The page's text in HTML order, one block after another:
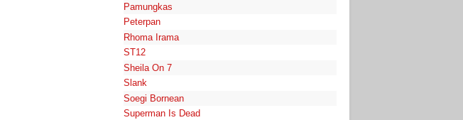
Pamungkas
Peterpan
Rhoma Irama
ST12
Sheila On 7
Slank
Soegi Bornean
Superman Is Dead